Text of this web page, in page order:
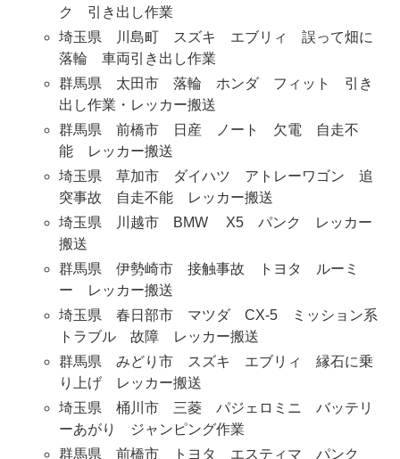
ク 引き出し作業
埼玉県 川島町 スズキ エブリィ 誤って畑に
落輪 車両引き出し作業
群馬県 太田市 落輪 ホンダ フィット 引き
出し作業・レッカー搬送
群馬県 前橋市 日産 ノート 欠電 自走不
能 レッカー搬送
埼玉県 草加市 ダイハツ アトレーワゴン 追
突事故 自走不能 レッカー搬送
埼玉県 川越市 BMW X5 パンク レッカー
搬送
群馬県 伊勢崎市 接触事故 トヨタ ルーミ
ー レッカー搬送
埼玉県 春日部市 マツダ CX-5 ミッション系
トラブル 故障 レッカー搬送
群馬県 みどり市 スズキ エブリィ 縁石に乗
り上げ レッカー搬送
埼玉県 桶川市 三菱 パジェロミニ バッテリ
ーあがり ジャンピング作業
群馬県 前橋市 トヨタ エスティマ パンク